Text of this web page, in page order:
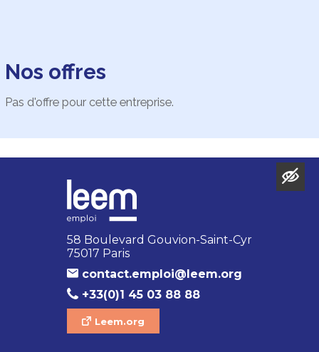
Nos offres
Pas d'offre pour cette entreprise.
58 Boulevard Gouvion-Saint-Cyr
75017 Paris
contact.emploi@leem.org
+33(0)1 45 03 88 88
Leem.org